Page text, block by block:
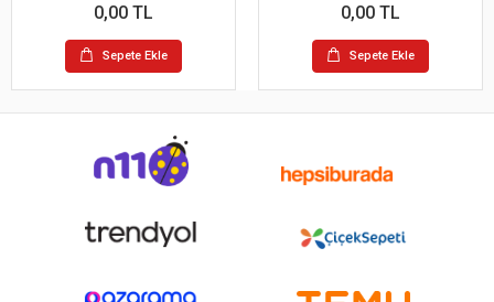
0,00 TL
Sepete Ekle
0,00 TL
Sepete Ekle